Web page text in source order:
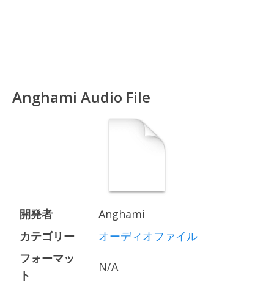
Anghami Audio File
開発者
Anghami
カテゴリー
オーディオファイル
フォーマッ
ト
N/A